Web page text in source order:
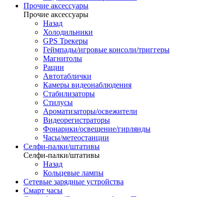
Прочие аксессуары
Прочие аксессуары
Назад
Холодильники
GPS Трекеры
Геймпады/игровые консоли/триггеры
Магнитолы
Рации
Автотаблички
Камеры видеонаблюдения
Стабилизаторы
Стилусы
Ароматизаторы/освежители
Видеорегистраторы
Фонарики/освещение/гирлянды
Часы/метеостанции
Селфи-палки/штативы
Селфи-палки/штативы
Назад
Кольцевые лампы
Сетевые зарядные устройства
Смарт часы